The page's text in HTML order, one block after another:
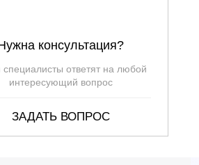
консультация?
ответят на любой
интересующий вопрос
ЗАДАТЬ ВОПРОС